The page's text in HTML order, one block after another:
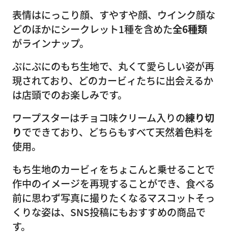
表情はにっこり顔、すやすや顔、ウインク顔な
どのほかにシークレット1種を含めた全6種類
がラインナップ。
ぷにぷにのもち生地で、丸くて愛らしい姿が再
現されており、どのカービィたちに出会えるか
は店頭でのお楽しみです。
ワープスターはチョコ味クリーム入りの練り切
りでできており、どちらもすべて天然着色料を
使用。
もち生地のカービィをちょこんと乗せることで
作中のイメージを再現することができ、食べる
前に思わず写真に撮りたくなるマスコットそっ
くりな姿は、SNS投稿にもおすすめの商品で
す。